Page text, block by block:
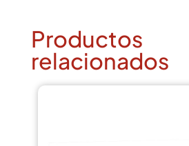
Productos
relacionados